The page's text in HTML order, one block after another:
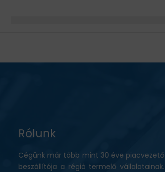
Rólunk
Cégünk már több mint 30 éve piacvezető
beszállítója a régió termelő vállalatainak.